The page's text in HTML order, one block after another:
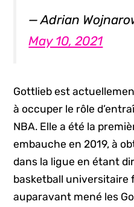
— Adrian
May 10, 2021
Gottlieb est
à occuper le rôle
NBA. Elle a été la
embauche en 2019, à
dans la ligue en étant
basketball universitaire
auparavant mené les